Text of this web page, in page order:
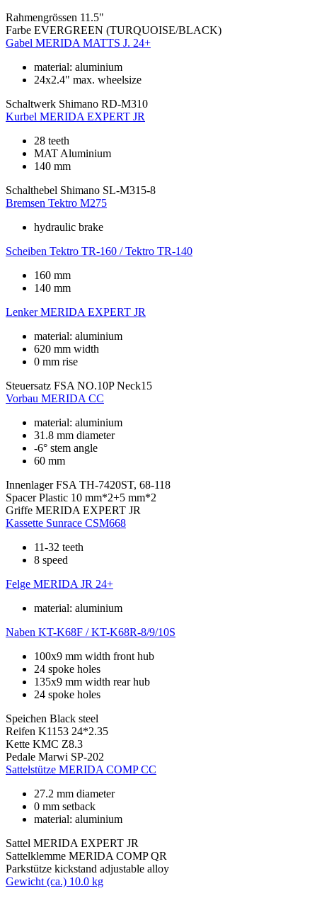
Rahmengrössen 11.5"
Farbe EVERGREEN (TURQUOISE/BLACK)
Gabel MERIDA MATTS J. 24+
material: aluminium
24x2.4" max. wheelsize
Schaltwerk Shimano RD-M310
Kurbel MERIDA EXPERT JR
28 teeth
MAT Aluminium
140 mm
Schalthebel Shimano SL-M315-8
Bremsen Tektro M275
hydraulic brake
Scheiben Tektro TR-160 / Tektro TR-140
160 mm
140 mm
Lenker MERIDA EXPERT JR
material: aluminium
620 mm width
0 mm rise
Steuersatz FSA NO.10P Neck15
Vorbau MERIDA CC
material: aluminium
31.8 mm diameter
-6° stem angle
60 mm
Innenlager FSA TH-7420ST, 68-118
Spacer Plastic 10 mm*2+5 mm*2
Griffe MERIDA EXPERT JR
Kassette Sunrace CSM668
11-32 teeth
8 speed
Felge MERIDA JR 24+
material: aluminium
Naben KT-K68F / KT-K68R-8/9/10S
100x9 mm width front hub
24 spoke holes
135x9 mm width rear hub
24 spoke holes
Speichen Black steel
Reifen K1153 24*2.35
Kette KMC Z8.3
Pedale Marwi SP-202
Sattelstütze MERIDA COMP CC
27.2 mm diameter
0 mm setback
material: aluminium
Sattel MERIDA EXPERT JR
Sattelklemme MERIDA COMP QR
Parkstütze kickstand adjustable alloy
Gewicht (ca.) 10.0 kg